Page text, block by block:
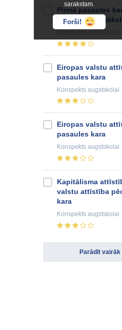
sarakstam.
Forši!
Pirmā pasaules
Latvijas
Eiropas valstu
pasaules kara
Konspekts augstskolai
Eiropas valstu
pasaules kara
Konspekts augstskolai
Kapitālisma
valstu attīstība
kara
Konspekts augstskolai
Parādīt vairāk